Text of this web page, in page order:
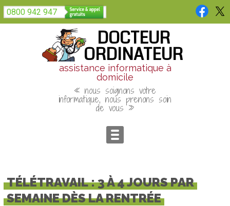
0800 942 947
DOCTEUR
ORDINATEUR
assistance informatique à
domicile
« nous soignons votre
informatique, nous prenons soin
de vous »
TÉLÉTRAVAIL : 3 À 4 JOURS PAR
SEMAINE DÈS LA RENTRÉE
Panneau de gestion des cookies